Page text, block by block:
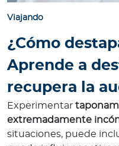
Viajando
¿Cómo
Aprende a
recupera la
Experimentar
extremadamente
situaciones, puede